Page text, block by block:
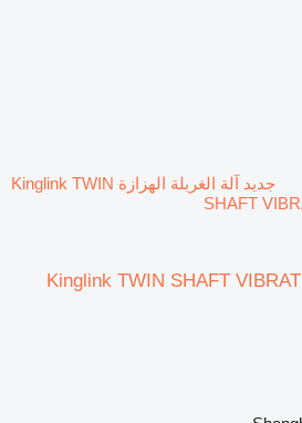
جديد آلة الغربلة الهزازة Kinglink TWIN
SHAFT
Kinglink TWIN SHAFT